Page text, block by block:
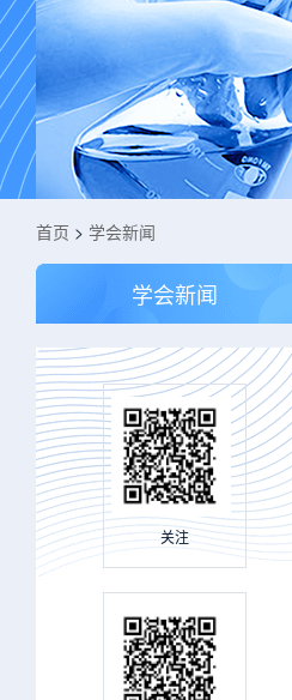
首页 > 学会新闻
学会新闻
关注